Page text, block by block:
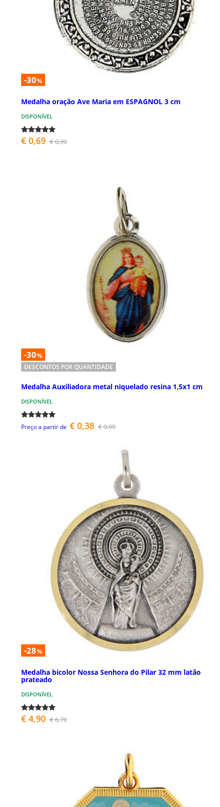
-30%
Medalha oração Ave Maria em ESPAGNOL 3 cm
DISPONÍVEL
€ 0,69 € 0,99
-30%
DESCONTOS POR QUANTIDADE
Medalha Auxiliadora metal niquelado resina 1,5x1 cm
DISPONÍVEL
Preço a partir de € 0,38 € 0,99
-28%
Medalha bicolor Nossa Senhora do Pilar 32 mm latão
prateado
DISPONÍVEL
€ 4,90 € 6,79